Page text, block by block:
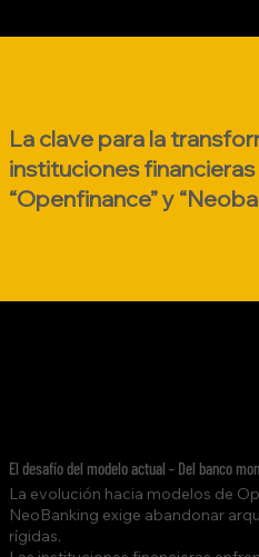
La clave para la
instituciones
“Openfinance” y
El desafío del modelo actual - Del banco
La evolución hacia modelos de
NeoBanking exige abandonar
rígidas.